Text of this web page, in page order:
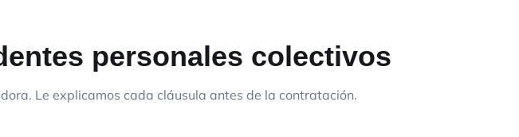
personales colectivos
Le explicamos cada cláusula antes de la contratación.